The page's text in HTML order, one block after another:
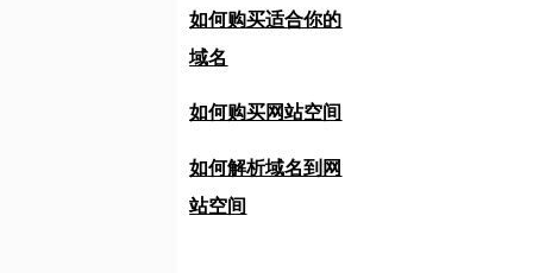
如何购买适合你的
域名
如何购买网站空间
如何解析域名到网
站空间